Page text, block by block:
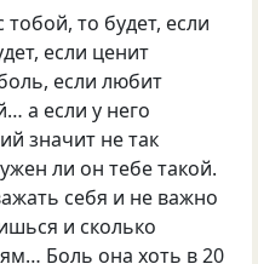
то будет, если
если ценит
если любит
а если у него
значит не так
ли он тебе такой.
себя и не важно
и сколько
Боль она хоть в 20